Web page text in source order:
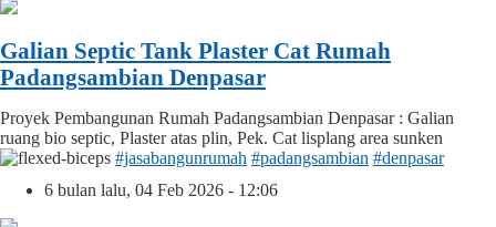
Galian Septic Tank Plaster Cat Rumah
Padangsambian Denpasar
Proyek Pembangunan Rumah Padangsambian Denpasar : Galian
ruang bio septic, Plaster atas plin, Pek. Cat lisplang area sunken
#jasabangunrumah #padangsambian #denpasar
6 bulan lalu, 04 Feb 2026 - 12:06